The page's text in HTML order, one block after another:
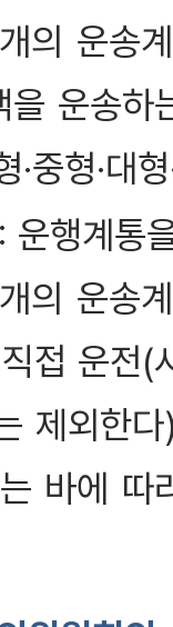
의 운송
운송
·중형·대
운행계통
의 운송
접 운전(
제외한
바에 따